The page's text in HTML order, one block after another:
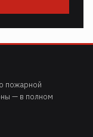
пожарной
— в полном